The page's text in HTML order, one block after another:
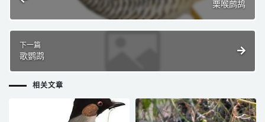
栗喉鹧鸪
下一篇
歌鹦鹉
相关文章